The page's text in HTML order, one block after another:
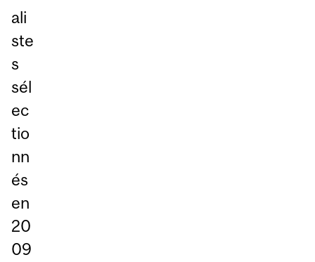
ali
ste
s
sél
ec
tio
nn
és
en
20
09